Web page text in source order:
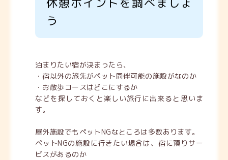
う
泊まりたい宿が決まったら、
・宿以外の旅先がペット同伴可能の施設がなのか
・ お散歩コースはどこにするか
などを探しておくと楽しい旅行に出来ると思いま
す。
屋外施設でもペットNGなところは多数あります。
ペットNGの施設に行きたい場合は、 宿に預りサー
ビスがあるのか